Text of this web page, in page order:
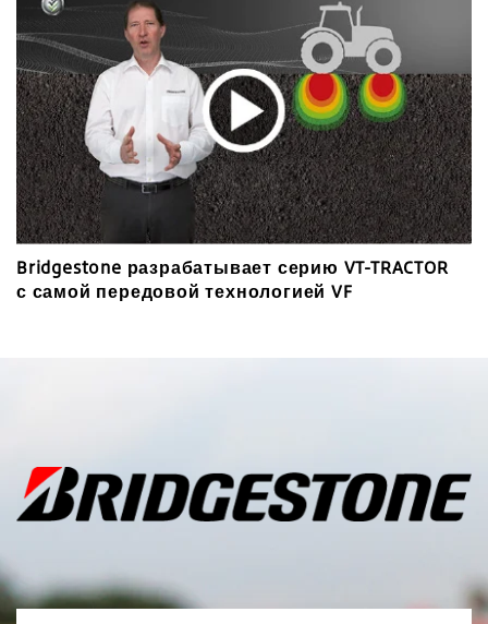
Bridgestone разрабатывает серию VT-TRACTOR
с самой передовой технологией VF